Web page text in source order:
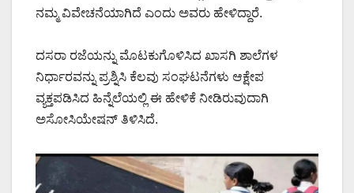
ನಮ್ಮ ವಿವೇಚನೆಯಾಗಿದೆ ಎಂದು ಅವರು ಹೇಳಿದ್ದಾರೆ.
ದಸರಾ ರಜೆಯನ್ನು ಮೊಟಕುಗೊಳಿಸಿದ ಖಾಸಗಿ ಶಾಲೆಗಳ
ನಿರ್ಧಾರವನ್ನು ಪ್ರಶ್ನಿಸಿ ಕೆಲವು ಸಂಘಟನೆಗಳು ಆಕ್ಷೇಪ
ವ್ಯಕ್ತಪಡಿಸಿದ ಹಿನ್ನೆಲೆಯಲ್ಲಿ ಈ ಹೇಳಿಕೆ ನೀಡಿರುವುದಾಗಿ
ಅಸೋಸಿಯೇಷನ್ ತಿಳಿಸಿದೆ.